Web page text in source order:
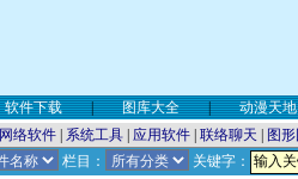
软件下载 | 图库大全 |
动漫天地
网络软件 系统工具 应用软件 联络聊天
图
栏目：
关键字：